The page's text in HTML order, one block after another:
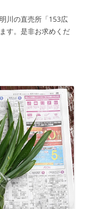
川の直売所「153広
す。是非お求めくだ